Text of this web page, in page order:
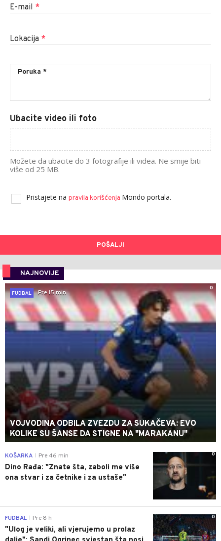
E-mail *
Lokacija *
Ubacite video ili foto
Možete da ubacite do 3 fotografije ili videa. Ne smije biti
više od 25 MB.
Pristajete na pravila korišćenja Mondo portala.
POŠALJI
NAJNOVIJE
0
FUDBAL
Pre 15 min
VOJVODINA ODBILA ZVEZDU ZA SUKAČEVA: EVO
KOLIKE SU ŠANSE DA STIGNE NA "MARAKANU"
0
KOŠARKA Pre 46 min
Dino Rađa: "Znate šta, zaboli me više
ona stvar i za četnike i za ustaše"
0
FUDBAL Pre 8 h
"Ulog je veliki, ali vjerujemo u prolaz